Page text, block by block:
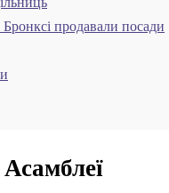
продавали посади